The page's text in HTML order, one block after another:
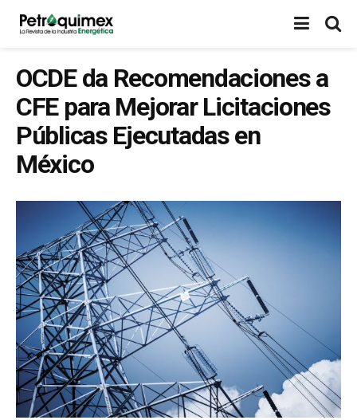
OCDE da Recomendaciones a
CFE para Mejorar Licitaciones
Públicas Ejecutadas en
México